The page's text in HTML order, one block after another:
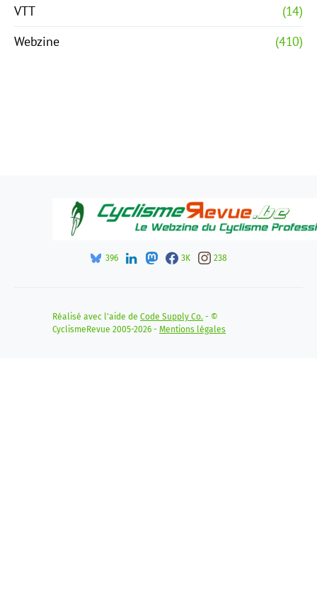
VTT
(14)
Webzine
(410)
396 3K 238
Réalisé avec l'aide de Code Supply Co. - ©
CyclismeRevue 2005-2026 - Mentions légales